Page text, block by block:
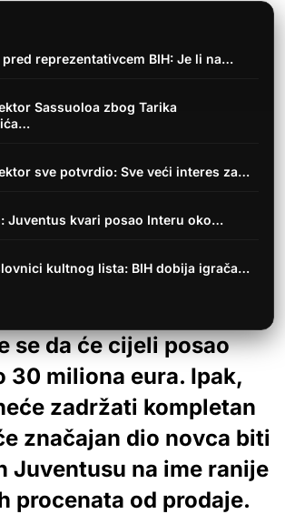
reprezentativcem BIH: Je li na…
Sassuoloa zbog Tarika
sve potvrdio: Sve veći interes za…
Juventus kvari posao Interu oko…
kultnog lista: BIH dobija igrača…
se da će cijeli posao
30 miliona eura. Ipak,
zadržati kompletan
značajan dio novca biti
Juventusu na ime ranije
procenata od prodaje.